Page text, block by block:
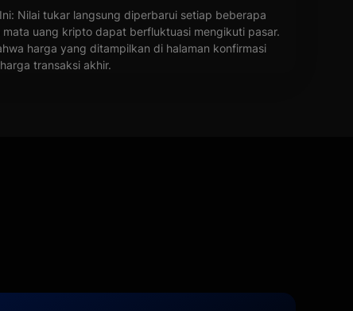
Nilai tukar langsung diperbarui setiap beberapa
uang kripto dapat berfluktuasi mengikuti pasar.
harga yang ditampilkan di halaman konfirmasi
transaksi akhir.